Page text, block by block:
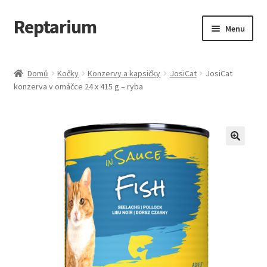
Přeskočit
na
Přejít
k
webu
Reptarium Menu
Košík
Malá zvířata — Klece, krmivo, vybavení
Vše pro kočky
Domů Kočky Konzervy a kapsičky JosiCat
JosiCat
konzerva v omáčce 24 x 415 g – ryba